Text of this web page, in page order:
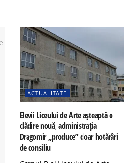
ACTUALITATE
Elevii Liceului de Arte așteaptă o
clădire nouă, administrația
Dragomir „produce” doar hotărâri
de consiliu